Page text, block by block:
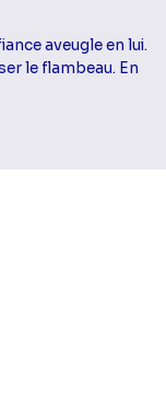
aveugle en lui.
le flambeau. En
diffusion